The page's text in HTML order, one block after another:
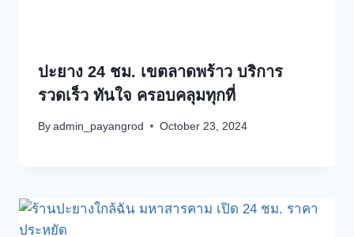
ปะยาง 24 ชม. เขตลาดพร้าว บริการ
รวดเร็ว ทันใจ ครอบคลุมทุกที่
By admin_payangrod October 23, 2024